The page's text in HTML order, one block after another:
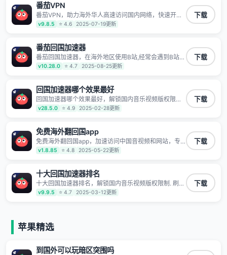
TV、西瓜视频、QQ音乐、网易云音乐、酷狗音乐、YY
等主流网站应用解除限制，带你穿梭加速回国。目前已
有上百万用户，用户整体好评95%以上，一对一在线客
服支持，保障你的使用体验。
番茄VPN
番茄VPN，助力海外华人高速访问国内网络，快速开启
国内各直播平台,解决国内视频、音乐卡顿问题；更能加
速海量国服游戏，超低延迟稳定不掉线,畅享国内网络！
v9.8.5 ⭐ 4.6 2025-07-19更新
下载
番茄回国加速器
番茄回国加速器，在海外地区使用B站,经常会遇到B站地
区版权限制/网络IP屏蔽,缓冲卡顿等问题,使用我们的哔
哩哔哩专用回国VPN,可加速解决各类网络问题,一键网络
7*24小时服务。
v10.28.0 ⭐ 4.7 2025-08-25更新
下载
回国加速器哪个效果最好
回国加速器哪个效果最好，解锁国内音乐视频版权限制.
刷剧不卡，高清秒开. 有效降低国服游戏延迟. 提升国内
主流应用访问速度 ; 独创加速黑科技 · 海量边缘. 动态多
v28.5.0 ⭐ 4.9 2025-02-28更新
下载
免费海外翻回国app
免费海外翻回国app，加速访问中国音视频和网站，专
业回国加速器，帮你加速访问优酷、bilibili、腾讯视频、
爱奇艺等，加速国服游戏，例如原神、阴阳师、和平精
明日方舟、战双帕弥什、sky光·遇、另一个伊甸园等国
内各种服务,回国加速器致力于帮助海外华人和留学生、
港澳台地区用户提供最好的回国游戏和音乐视频加速服
务，可以在海外或港澳台地区流畅加速国服游戏和音视
等主流网站应用解除限制，带你穿梭加速回国。目前已
有上百万用户，用户整体好评95%以上，一对一在线客
v1.8.85 ⭐ 4.8 2025-05-22更新
下载
十大回国加速器排名
十大回国加速器排名，解锁国内音乐视频版权限制. 刷剧
不卡，高清秒开. 有效降低国服游戏延迟. 提升国内主流
应用访问速度 ; 独创加速黑科技 · 海量边缘. 动态多线. 智
v9.9.5 ⭐ 4.7 2025-03-12更新
下载
苹果精选
到国外可以玩暗区突围吗